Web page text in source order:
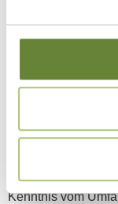
Wenn Sie nicht
Daten unmittelbar
zuordnen,
können das Laden
Browser komplett
Wir weisen Sie
Kenntnis vom